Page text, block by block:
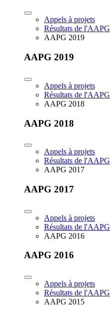
Appels à projets
Résultats de l'AAPG
AAPG 2019
AAPG 2019
Appels à projets
Résultats de l'AAPG
AAPG 2018
AAPG 2018
Appels à projets
Résultats de l'AAPG
AAPG 2017
AAPG 2017
Appels à projets
Résultats de l'AAPG
AAPG 2016
AAPG 2016
Appels à projets
Résultats de l'AAPG
AAPG 2015